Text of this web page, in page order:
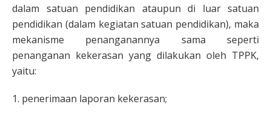
dalam satuan pendidikan ataupun di luar satuan
pendidikan (dalam kegiatan satuan pendidikan), maka
mekanisme penanganannya sama seperti
penanganan kekerasan yang dilakukan oleh TPPK,
yaitu:
1. penerimaan laporan kekerasan;